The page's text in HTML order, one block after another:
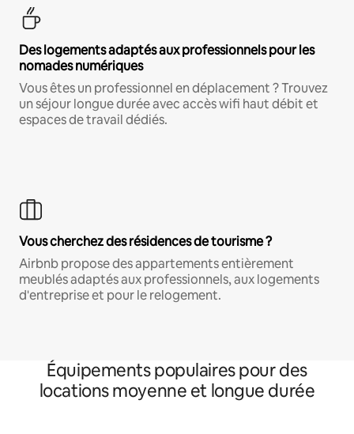
Des logements adaptés aux professionnels pour les
nomades numériques
Vous êtes un professionnel en déplacement ? Trouvez
un séjour longue durée avec accès wifi haut débit et
espaces de travail dédiés.
Vous cherchez des résidences de tourisme ?
Airbnb propose des appartements entièrement
meublés adaptés aux professionnels, aux logements
d'entreprise et pour le relogement.
Équipements populaires pour des
locations moyenne et longue durée